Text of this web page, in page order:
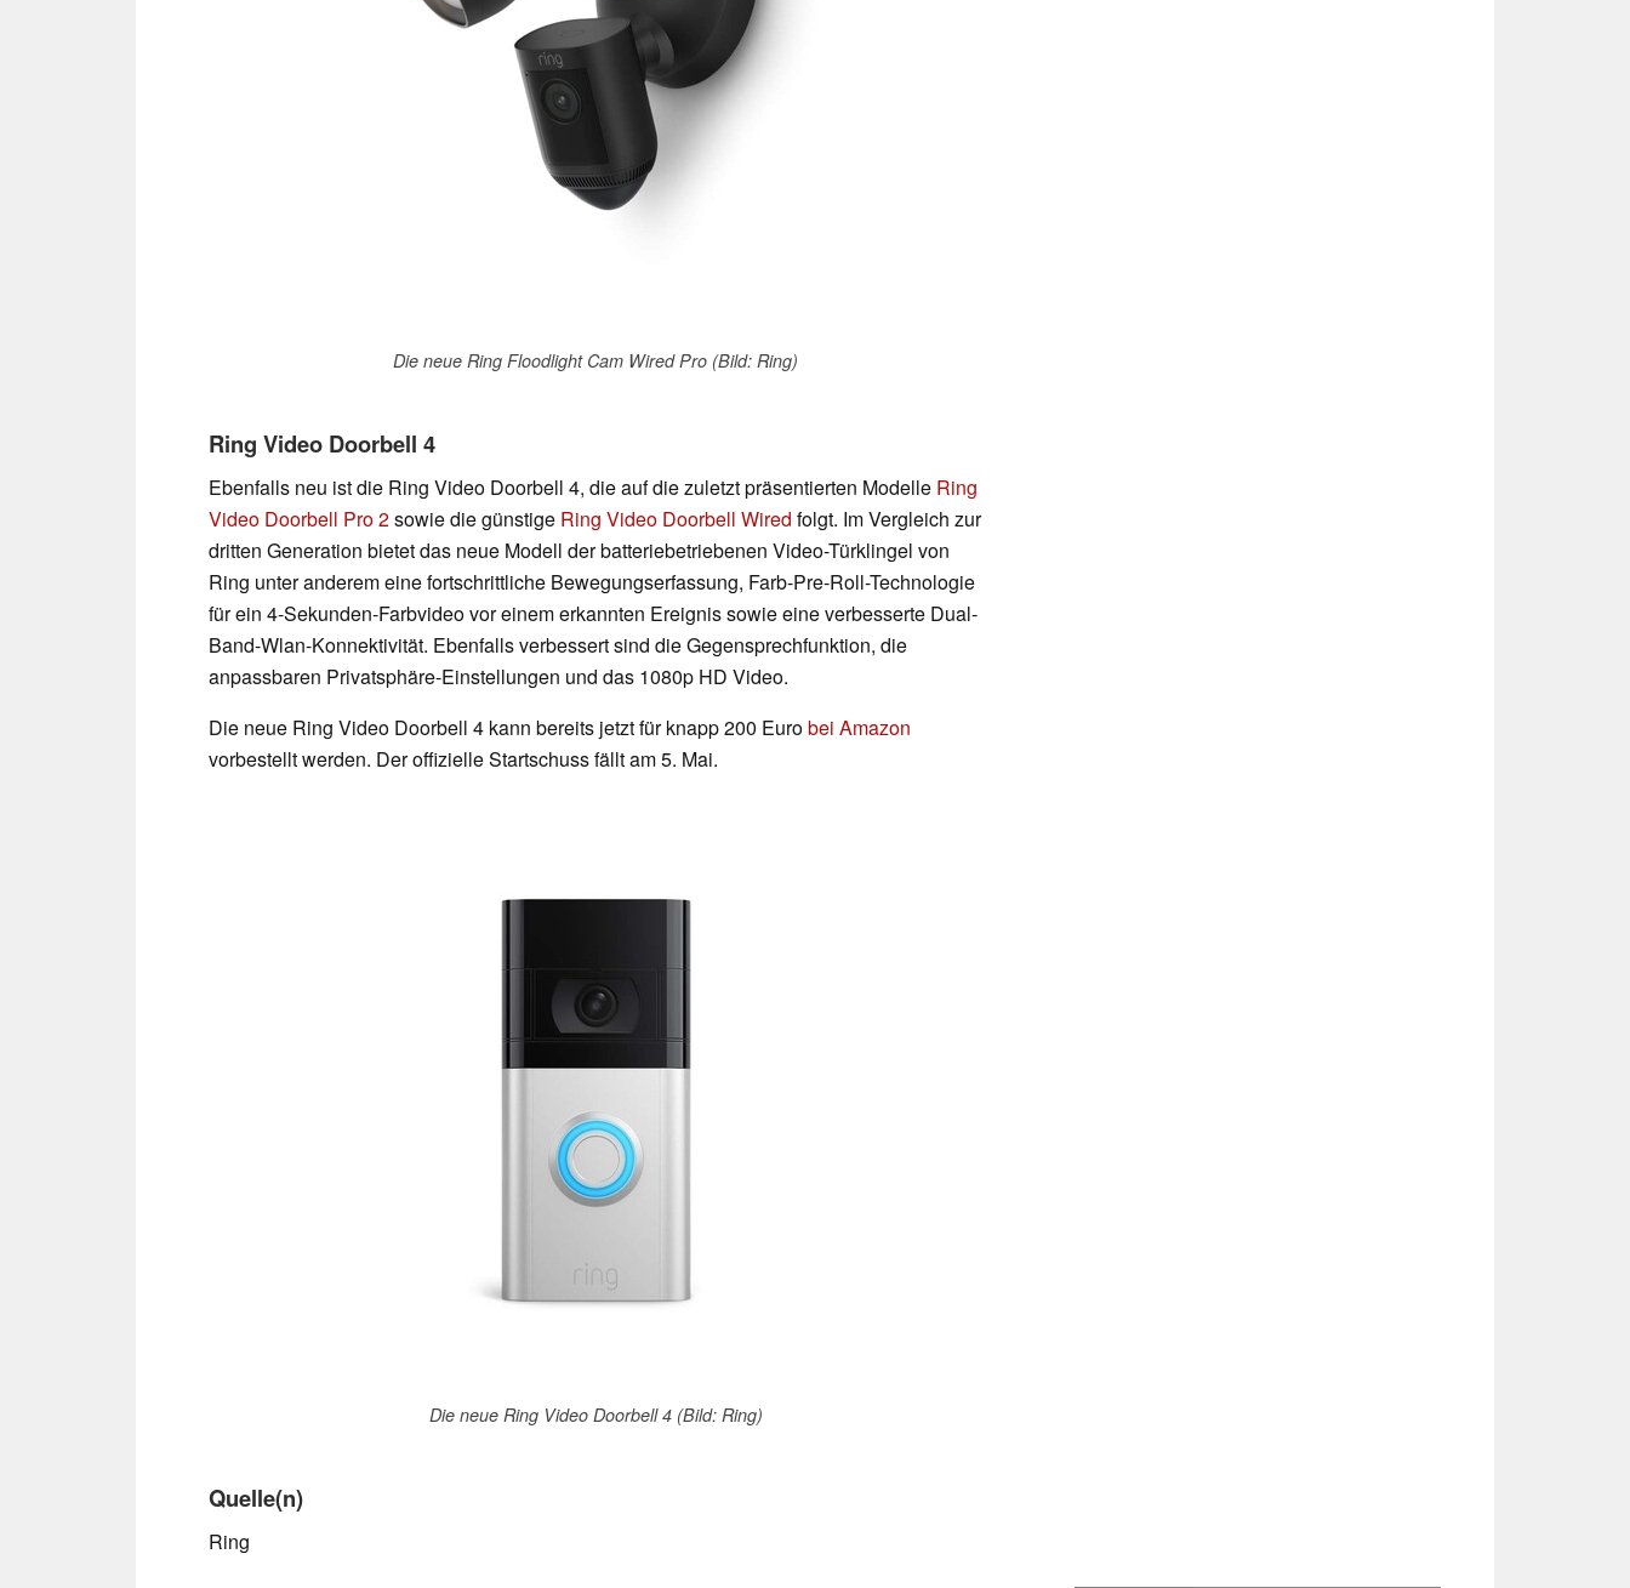
Die neue Ring Floodlight Cam Wired Pro (Bild: Ring)
Ring Video Doorbell 4
Ebenfalls neu ist die Ring Video Doorbell 4, die auf die zuletzt präsentierten Modelle Ring
Video Doorbell Pro 2sowie die günstige Ring Video Doorbell Wired folgt. Im Vergleich zur
dritten Generation bietet das neue Modell der batteriebetriebenen Video-Türklingel von
Ring unter anderem eine fortschrittliche Bewegungserfassung, Farb-Pre-Roll-Technologie
für ein 4-Sekunden-Farbvideo vor einem erkannten Ereignis sowie eine verbesserte Dual-
Band-Wlan-Konnektivität. Ebenfalls verbessert sind die Gegensprechfunktion, die
anpassbaren Privatsphäre-Einstellungen und das 1080p HD Video.
Die neue Ring Video Doorbell 4 kann bereits jetzt für knapp 200 Eurobei Amazon
vorbestellt werden. Der offizielle Startschuss fällt am 5. Mai.
Die neue Ring Video Doorbell 4 (Bild: Ring)
Quelle(n)
Ring